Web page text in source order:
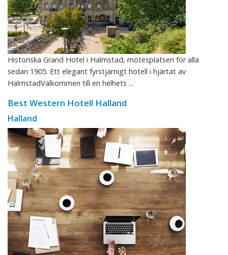
Historiska Grand Hotel i Halmstad, mötesplatsen för alla
sedan 1905. Ett elegant fyrstjärnigt hotell i hjärtat av
HalmstadVälkommen till en helhets ...
Best Western Hotell Halland
Halland